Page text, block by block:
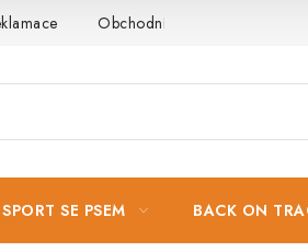
Obchodní podmínky
SPORT SE PSEM BACK ON